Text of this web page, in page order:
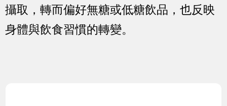
攝取，轉而偏好無糖或低糖飲品，也反映
身體與飲食習慣的轉變。